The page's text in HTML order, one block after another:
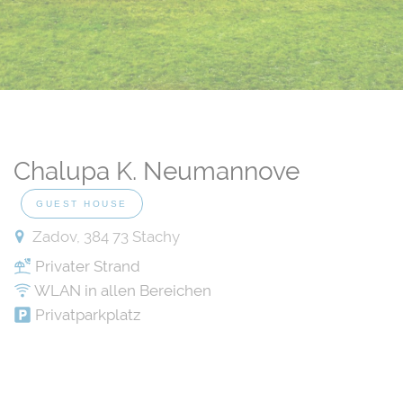
Chalupa K. Neumannove
GUEST HOUSE
Zadov, 384 73 Stachy
Privater Strand
WLAN in allen Bereichen
Privatparkplatz